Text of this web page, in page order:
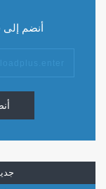
أنضم إلى